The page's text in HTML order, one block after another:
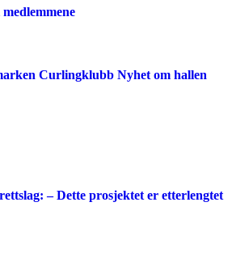
Curlingklubb Nyhet om hallen
– Dette prosjektet er etterlengtet